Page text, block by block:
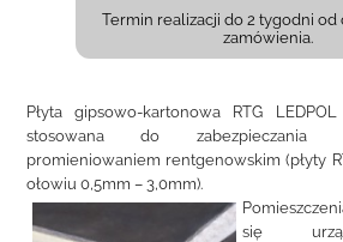
Termin realizacji do 2 tygodni od
zamówienia.
Płyta gipsowo-kartonowa RTG
stosowana do zabezpieczania
promieniowaniem rentgenowskim (płyty
ołowiu 0,5mm – 3,0mm).
się